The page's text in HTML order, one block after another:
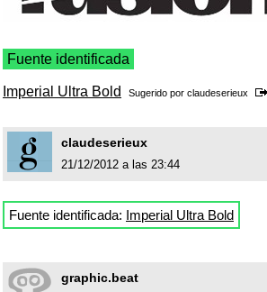
Fuente identificada
Imperial Ultra Bold Sugerido por claudeserieux
claudeserieux
21/12/2012 a las 23:44
Fuente identificada: Imperial Ultra Bold
graphic.beat